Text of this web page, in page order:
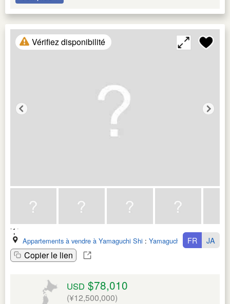
Vérifiez disponibilité
Appartements à vendre à Yamaguchi Shi : Yamaguchi Ken
Copier le lien
FR JA
USD $78,010
(¥12,500,000)